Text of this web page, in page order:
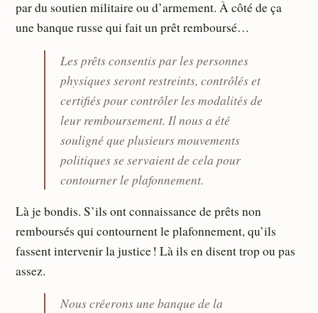
par du soutien militaire ou d’armement. À côté de ça
une banque russe qui fait un prêt remboursé…
Les prêts consentis par les personnes
physiques seront restreints, contrôlés et
certifiés pour contrôler les modalités de
leur remboursement. Il nous a été
souligné que plusieurs mouvements
politiques se servaient de cela pour
contourner le plafonnement.
Là je bondis. S’ils ont connaissance de prêts non
remboursés qui contournent le plafonnement, qu’ils
fassent intervenir la justice ! Là ils en disent trop ou pas
assez.
Nous créerons une banque de la